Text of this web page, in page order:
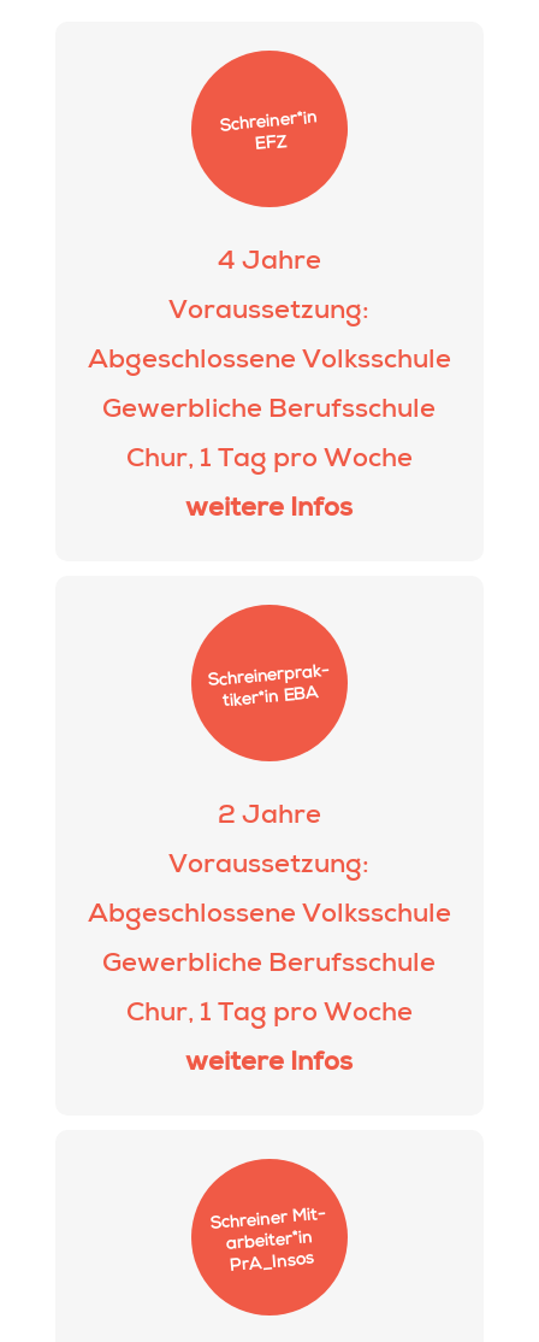
Schrei­ner*in
EFZ
4 Jahre
Voraussetzung:
Abgeschlossene Volksschule
Gewerbliche Berufsschule
Chur, 1 Tag pro Woche
weitere Infos
S
chrei­ner­prak­
ti­ker*in EBA
2 Jahre
Voraussetzung:
Abgeschlossene Volksschule
Gewerbliche Berufsschule
Chur, 1 Tag pro Woche
weitere Infos
S
chrei­ner Mit­
ar­bei­ter*in
PrA_In­sos